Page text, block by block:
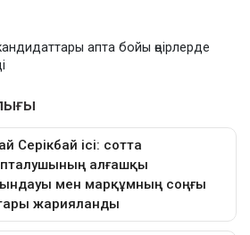
апта бойы өңірлерде